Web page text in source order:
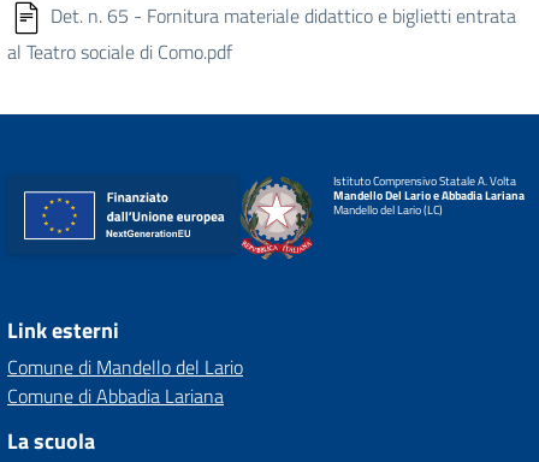
Det. n. 65 - Fornitura materiale didattico e biglietti entrata
al Teatro sociale di Como.pdf
Istituto Comprensivo Statale A. Volta
Mandello Del Lario e Abbadia Lariana
Mandello del Lario (LC)
Link esterni
Comune di Mandello del Lario
Comune di Abbadia Lariana
La scuola